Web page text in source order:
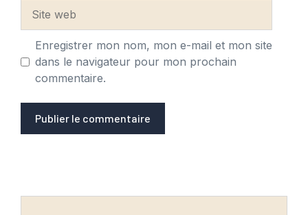
web
Enregistrer mon nom, mon e-mail et mon site
dans le navigateur pour mon prochain
commentaire.